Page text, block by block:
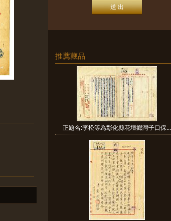
推薦藏品
正題名:李松等為彰化縣花壇鄉灣子口保...